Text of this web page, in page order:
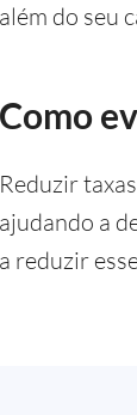
além do seu
Como
Reduzir
ajudando a
a reduzir